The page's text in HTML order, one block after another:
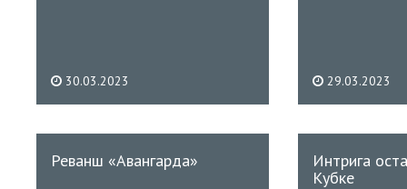
30.03.2023 29.03.2023
Реванш «Авангарда»
Интрига
Кубке